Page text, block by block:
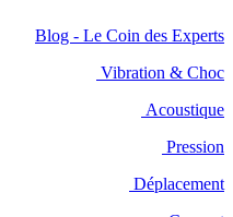
Blog - Le Coin des Experts
Vibration & Choc
Acoustique
Pression
Déplacement